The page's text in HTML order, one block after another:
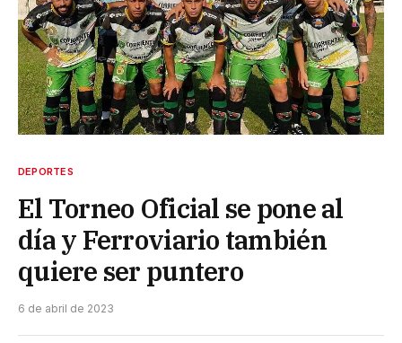
DEPORTES
El Torneo Oficial se pone al
día y Ferroviario también
quiere ser puntero
6 de abril de 2023